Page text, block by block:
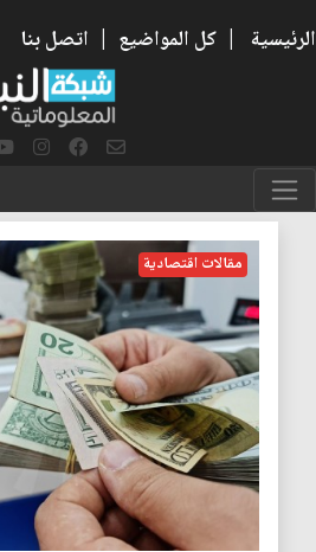
الرئيسية | كل المواضيع | اتصل بنا
مقالات اقتصادية